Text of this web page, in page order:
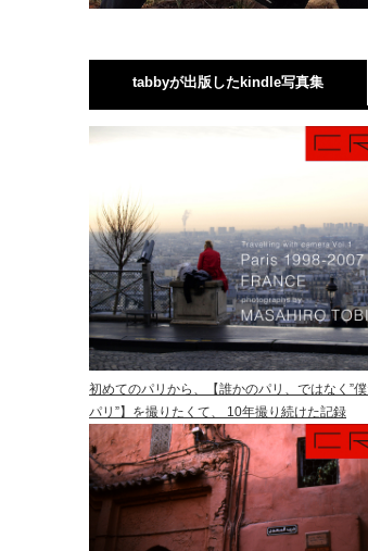
tabbyが出版したkindle写真集
初めてのパリから、【誰かのパリ、ではなく”
パリ”】を撮りたくて、 10年撮り続けた記録